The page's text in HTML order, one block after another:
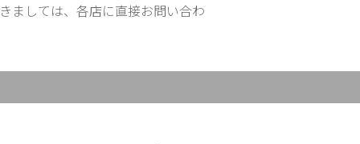
ましては、各店に直接お問い合わ